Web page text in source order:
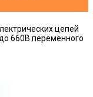
цепей
660В переменного